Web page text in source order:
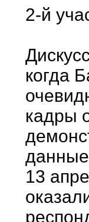
2-й
когда
кадры
13